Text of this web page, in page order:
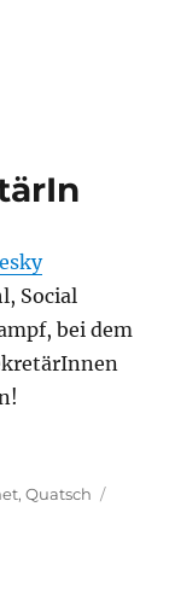
Social
bei dem
,Quatsch